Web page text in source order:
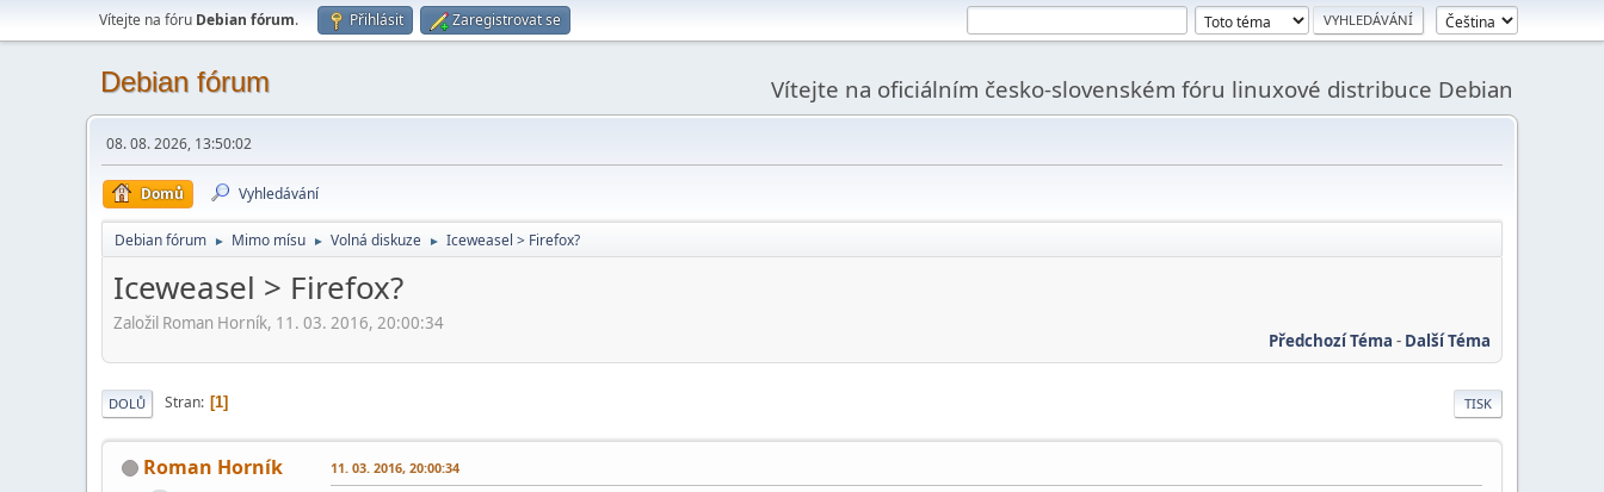
Vítejte na fóru Debian fórum. Přihlásit Zaregistrovat se
Debian fórum Vítejte na oficiálním česko-slovenském fóru linuxové distribuce Debian
08. 08. 2026, 13:50:02
Domů Vyhledávání
Debian fórum ► Mimo mí­su ► Volná diskuze ► Iceweasel > Firefox?
Iceweasel > Firefox?
Založil Roman Horník, 11. 03. 2016, 20:00:34
Předchozí Téma - Další Téma
TISK
DOLŮ Stran 1
Roman Horník 11. 03. 2016, 20:00:34